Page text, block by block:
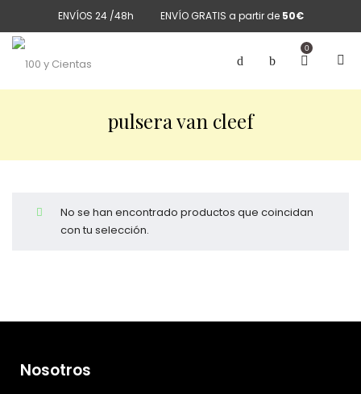
ENVÍOS 24 /48h ENVÍO GRATIS a partir de 50€
0
pulsera van cleef
No se han encontrado productos que coincidan
con tu selección.
Nosotros